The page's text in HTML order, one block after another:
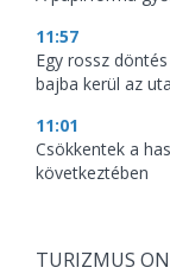
11:57
Egy rossz
bajba kerül az
11:01
Csökkentek a
következtében
TURIZMUS